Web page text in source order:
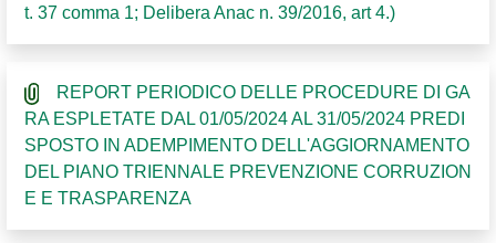
t. 37 comma 1; Delibera Anac n. 39/2016, art 4.)
REPORT PERIODICO DELLE PROCEDURE DI GA
RA ESPLETATE DAL 01/05/2024 AL 31/05/2024 PREDI
SPOSTO IN ADEMPIMENTO DELL'AGGIORNAMENTO
DEL PIANO TRIENNALE PREVENZIONE CORRUZION
E E TRASPARENZA